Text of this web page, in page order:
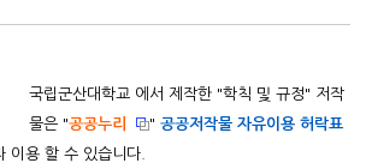
국립군산대학교 에서 제작한 "학칙 및 규정" 저작
물은 "공공누리 "공공저작물 자유이용 허락표
이용 할 수 있습니다.